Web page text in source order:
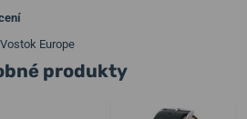
Vostok Europe
produkty